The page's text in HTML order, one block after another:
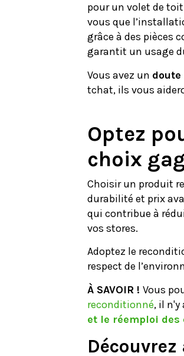
pour un volet de
vous que
grâce à des pièces
garantit un usage
Vous avez un
tchat, ils vous
Optez
choix
Choisir un produit
durabilité et prix
qui contribue à
vos stores.
Adoptez le
respect de
À SAVOIR ! Vous
reconditionné, il n'y
et le réemploi